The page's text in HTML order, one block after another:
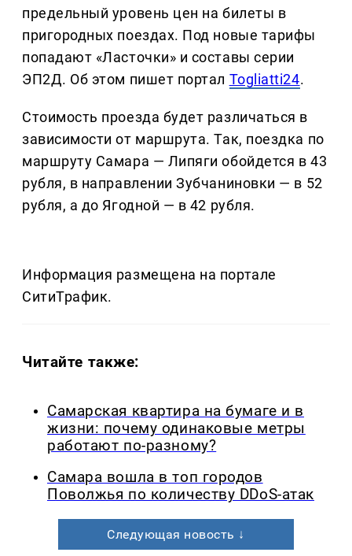
предельный уровень цен на билеты в
пригородных поездах. Под новые тарифы
попадают «Ласточки» и составы серии
ЭП2Д. Об этом пишет портал Togliatti24.
Стоимость проезда будет различаться в
зависимости от маршрута. Так, поездка по
маршруту Самара — Липяги обойдется в 43
рубля, в направлении Зубчаниновки — в 52
рубля, а до Ягодной — в 42 рубля.
Информация размещена на портале
СитиТрафик.
Читайте также:
Самарская квартира на бумаге и в
жизни: почему одинаковые метры
работают по-разному?
Самара вошла в топ городов
Поволжья по количеству DDoS-атак
Следующая новость ↓